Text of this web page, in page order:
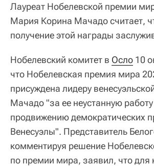
Лауреат Нобелевской премии
Мария Корина Мачадо считает,
получение этой награды
Нобелевский комитет в Осло 10
что Нобелевская премия мира
присуждена лидеру
Мачадо "за ее неустанную
продвижению демократических
Венесуэлы". Представитель
комментируя решение
по премии мира, заявил, что для